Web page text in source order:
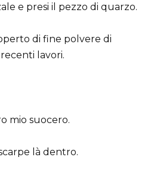
e presi il pezzo di quarzo.
di fine polvere di
lavori.
mio suocero.
là dentro.